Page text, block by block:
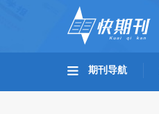
期刊导航